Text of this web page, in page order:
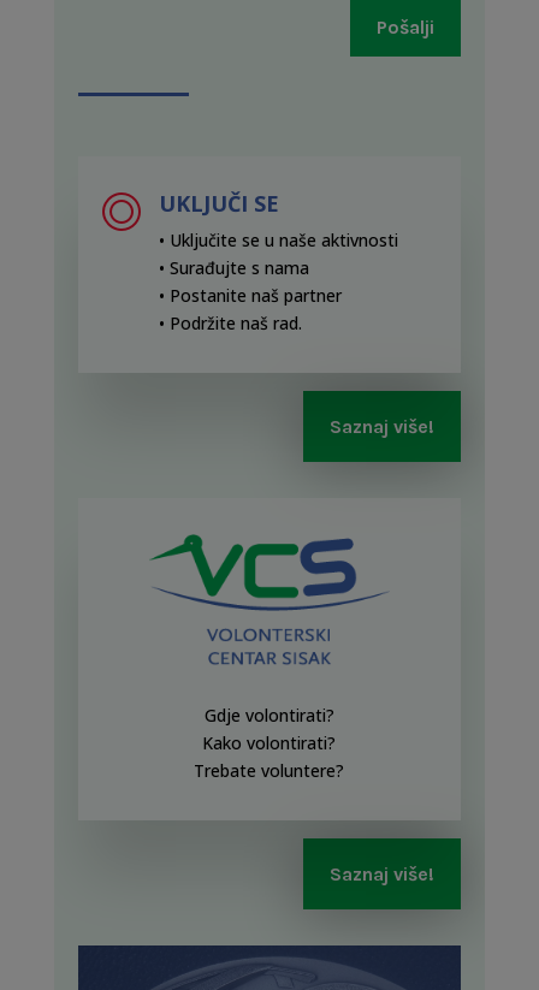
Pošalji
UKLJUČI SE
• Uključite se u naše aktivnosti
• Surađujte s nama
• Postanite naš partner
• Podržite naš rad.
Saznaj više!
Gdje volontirati?
Kako volontirati?
Trebate voluntere?
Saznaj više!